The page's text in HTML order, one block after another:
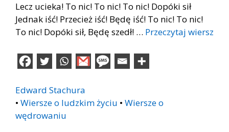
Lecz ucieka! To nic! To nic! To nic! Dopóki sił
Jednak iść! Przecież iść! Będę iść! To nic! To nic!
To nic! Dopóki sił, Będę szedł! … Przeczytaj wiersz
Edward Stachura
• Wiersze o ludzkim życiu • Wiersze o
wędrowaniu